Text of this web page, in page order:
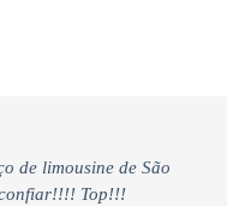
de limousine de São
Top!!!